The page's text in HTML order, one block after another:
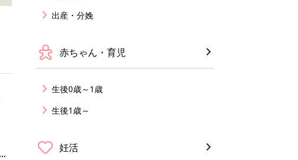
出産・分娩
赤ちゃん・育児
生後0歳～1歳
生後1歳～
妊活